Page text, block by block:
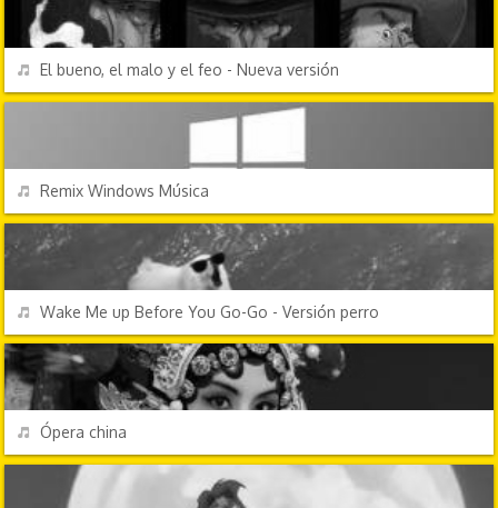
REPRODUCIR
El bueno, el malo y el feo - Nueva versión
REPRODUCIR
Remix Windows Música
REPRODUCIR
Wake Me up Before You Go-Go - Versión perro
REPRODUCIR
Ópera china